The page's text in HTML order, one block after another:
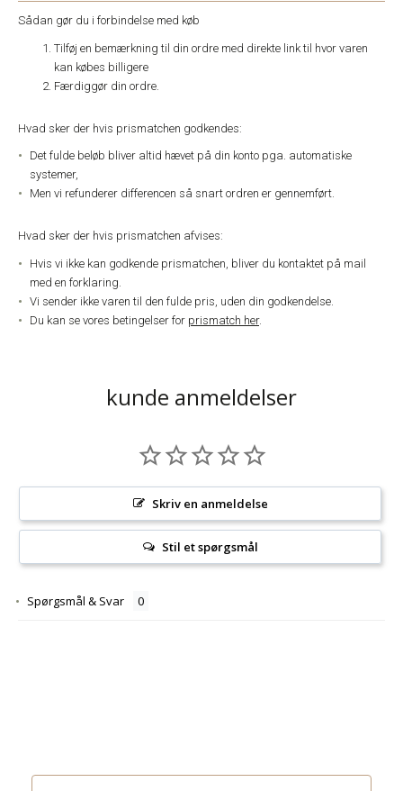
Sådan gør du i forbindelse med køb
Tilføj en bemærkning til din ordre med direkte link til hvor varen
kan købes billigere
Færdiggør din ordre.
Hvad sker der hvis prismatchen godkendes:
Det fulde beløb bliver altid hævet på din konto pga. automatiske
systemer,
Men vi refunderer differencen så snart ordren er gennemført.
Hvad sker der hvis prismatchen afvises:
Hvis vi ikke kan godkende prismatchen, bliver du kontaktet på mail
med en forklaring.
Vi sender ikke varen til den fulde pris, uden din godkendelse.
Du kan se vores betingelser for prismatch her.
kunde anmeldelser
Skriv en anmeldelse
Stil et spørgsmål
Spørgsmål & Svar